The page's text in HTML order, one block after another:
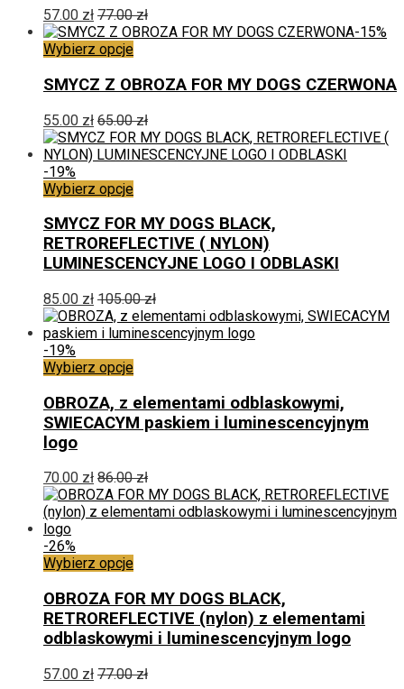
na
stronie
produktu
57.00 zł 77.00zł
-15%
Wybierz opcjeTen
ma
wariantów.
Opcje
można
na
stronie
produktu
SMYCZ Z OBROZA FOR MY DOGS CZERWONA
55.00 zł 65.00zł
-19%
Wybierz opcjeTen
ma
wiele
wariantów.
Opcje
można
wybrać
na
stronie
produktu
SMYCZ FOR MY DOGS BLACK,
RETROREFLECTIVE ( NYLON)
LUMINESCENCYJNE LOGO I ODBLASKI
85.00 zł 105.00zł
-19%
Wybierz opcjeTen
ma
wiele
wariantów.
można
wybrać
na
stronie
OBROZA, z elementami odblaskowymi,
SWIECACYM paskiem i luminescencyjnym
logo
70.00 zł 86.00zł
-26%
Wybierz opcjeTen
ma
wiele
wariantów.
Opcje
można
wybrać
OBROZA FOR MY DOGS BLACK,
RETROREFLECTIVE (nylon) z elementami
odblaskowymi i luminescencyjnym logo
57.00 zł 77.00zł